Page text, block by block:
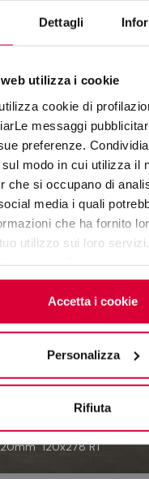
Dettagli
utilizza i cookie
cookie di
messaggi
preferenze.
modo in cui utilizza il
che si occupano di
media i quali
che ha fornito
utilizzo sui loro
qui. Il consenso può
tasto “Accetta i cookie”.
può negare il
Accetta i cookie
Personalizza
Rifiuta
Imitación
60x120 RT 80x80 RT
120x278 RT